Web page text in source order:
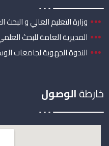
وزارة التعليم العالي و
المديرية العامة للبحث
الندوة الجهوية لجامعات
خارطةالوصول